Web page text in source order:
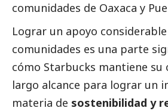
comunidades de Oaxaca y
Lograr un apoyo
comunidades es una parte
cómo Starbucks mantiene su
largo alcance para lograr un
materia de sostenibilidad y